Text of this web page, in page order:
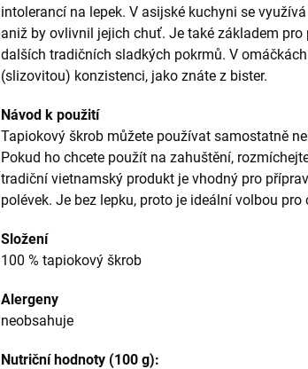
intolerancí na lepek. V asijské kuchyni se
aniž by ovlivnil jejich chuť. Je také základem
dalších tradičních sladkých pokrmů. V
(slizovitou) konzistenci, jako znáte z bister.
Návod k použití
Tapiokový škrob můžete používat samostatně
Pokud ho chcete použít na zahuštění,
tradiční vietnamský produkt je vhodný pro
polévek. Je bez lepku, proto je ideální volbou pro
Složení
100 % tapiokový škrob
Alergeny
neobsahuje
Nutriční hodnoty (100 g):